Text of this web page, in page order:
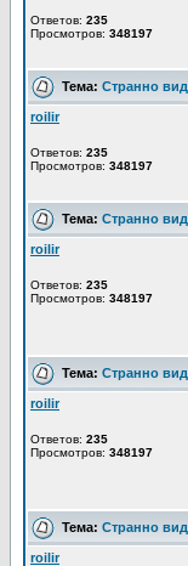
Ответов: 235
Просмотров: 348197
Тема: Странно
roilir
Ответов: 235
Просмотров: 348197
Тема: Странно
roilir
Ответов: 235
Просмотров: 348197
Тема: Странно
roilir
Ответов: 235
Просмотров: 348197
Тема: Странно
roilir